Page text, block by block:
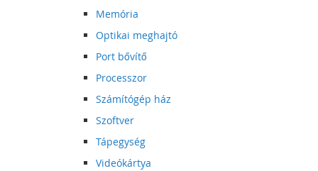
Memória
Optikai meghajtó
Port bővítő
Processzor
Számítógép ház
Szoftver
Tápegység
Videókártya